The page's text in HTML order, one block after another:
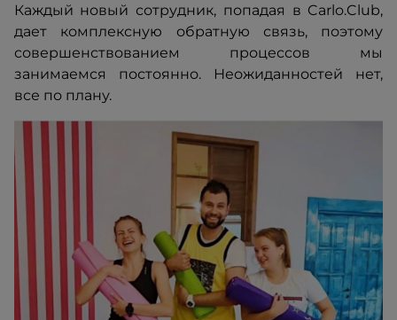
Каждый новый сотрудник, попадая в Carlo.Club,
дает комплексную обратную связь, поэтому
совершенствованием процессов мы
занимаемся постоянно. Неожиданностей нет,
все по плану.